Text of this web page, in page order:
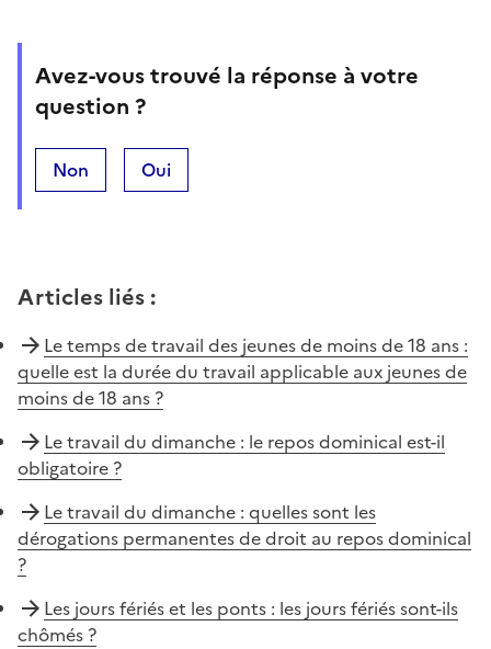
Avez-vous trouvé la réponse à votre
question ?
Non Oui
Articles liés :
Le temps de travail des jeunes de moins de 18 ans :
quelle est la durée du travail applicable aux jeunes de
moins de 18 ans ?
Le travail du dimanche : le repos dominical est-il
obligatoire ?
Le travail du dimanche : quelles sont les
dérogations permanentes de droit au repos dominical
?
Les jours fériés et les ponts : les jours fériés sont-ils
chômés ?